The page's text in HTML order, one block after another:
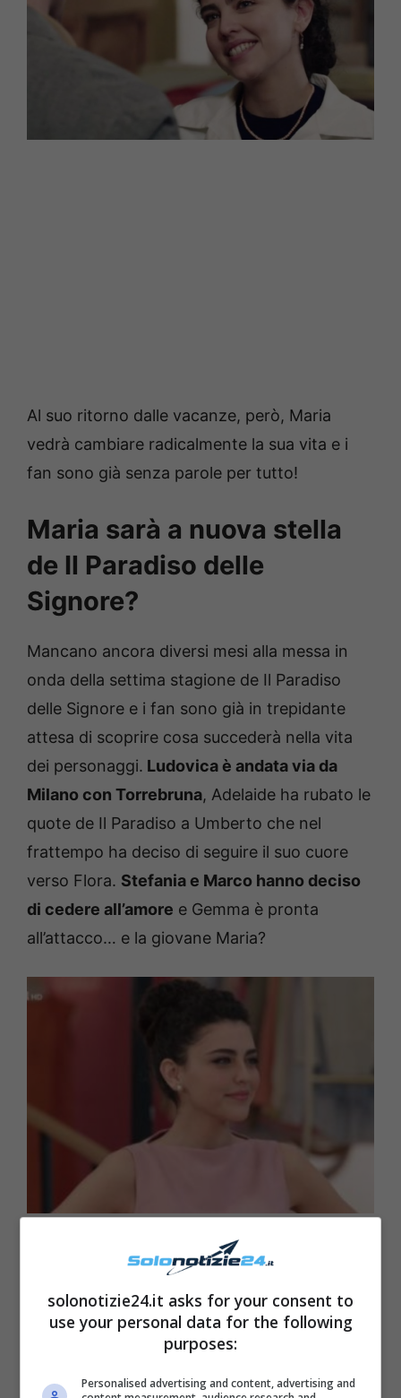
Al suo ritorno dalle vacanze, però, Maria
vedrà cambiare radicalmente la sua vita e i
fan sono già senza parole per tutto!
Maria sarà a nuova stella
de Il Paradiso delle
Signore?
Mancano ancora diversi mesi alla messa in
onda della settima stagione de Il Paradiso
delle Signore e i fan sono già in trepidante
attesa di scoprire cosa succederà nella vita
dei personaggi. Ludovica è andata via da
Milano con Torrebruna, Adelaide ha rubato le
quote de Il Paradiso a Umberto che nel
frattempo ha deciso di seguire il suo cuore
verso Flora. Stefania e Marco hanno deciso
di cedere all’amore e Gemma è pronta
all’attacco… e la giovane Maria?
solonotizie24.it asks for your consent to
use your personal data for the following
purposes:
Personalised advertising and content, advertising and